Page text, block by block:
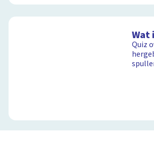
Wat
Quiz